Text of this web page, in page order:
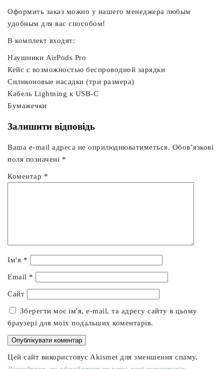
Оформить заказ можно у нашего менеджера любым
удобным для вас способом!
В комплект входят:
Наушники AirPods Pro
Кейс с возможностью беспроводной зарядки
Силиконовые насадки (три размера)
Кабель Lightning к USB-C
Бумажечки
Залишити відповідь
Ваша e-mail адреса не оприлюднюватиметься. Обов’язкові
поля позначені *
Коментар *
Ім'я *
Email *
Сайт
Зберегти моє ім'я, e-mail, та адресу сайту в цьому
браузері для моїх подальших коментарів.
Цей сайт використовує Akismet для зменшення спаму.